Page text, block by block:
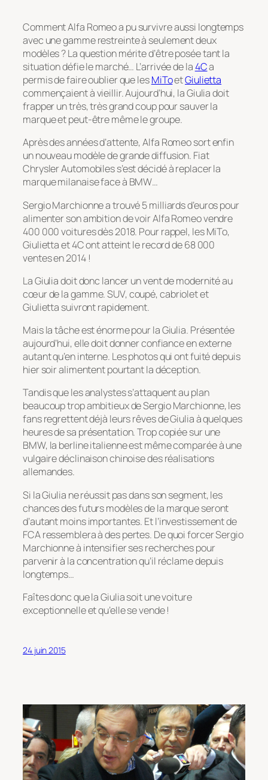
Comment Alfa Romeo a pu survivre aussi longtemps
avec une gamme restreinte à seulement deux
modèles ? La question mérite d’être posée tant la
situation défie le marché… L’arrivée de la4Ca
permis de faire oublier que lesMiToetGiulietta
commençaient à vieillir. Aujourd’hui, la Giulia doit
frapper un très, très grand coup pour sauver la
marque et peut-être même le groupe.
Après des années d’attente, Alfa Romeo sort enfin
un nouveau modèle de grande diffusion. Fiat
Chrysler Automobiles s’est décidé à replacer la
marque milanaise face à BMW…
Sergio Marchionne a trouvé 5 milliards d’euros pour
alimenter son ambition de voir Alfa Romeo vendre
400 000 voitures dès 2018. Pour rappel, les MiTo,
Giulietta et 4C ont atteint le record de 68 000
ventes en 2014 !
La Giulia doit donc lancer un vent de modernité au
cœur de la gamme. SUV, coupé, cabriolet et
Giulietta suivront rapidement.
Mais la tâche est énorme pour la Giulia. Présentée
aujourd’hui, elle doit donner confiance en externe
autant qu’en interne. Les photos qui ont fuité depuis
hier soir alimentent pourtant la déception.
Tandis que les analystes s’attaquent au plan
beaucoup trop ambitieux de Sergio Marchionne, les
fans regrettent déjà leurs rêves de Giulia à quelques
heures de sa présentation. Trop copiée sur une
BMW, la berline italienne est même comparée à une
vulgaire déclinaison chinoise des réalisations
allemandes.
Si la Giulia ne réussit pas dans son segment, les
chances des futurs modèles de la marque seront
d’autant moins importantes. Et l’investissement de
FCA ressemblera à des pertes. De quoi forcer Sergio
Marchionne à intensifier ses recherches pour
parvenir à la concentration qu’il réclame depuis
longtemps…
Faîtes donc que la Giulia soit une voiture
exceptionnelle et qu’elle se vende !
24 juin 2015